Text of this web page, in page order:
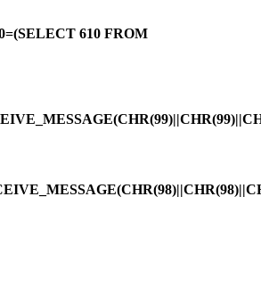
610 FROM